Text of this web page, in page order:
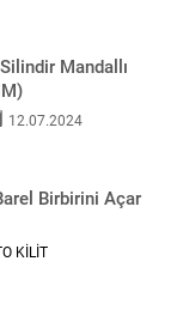
Mandallı
12.07.2024
Birbirini Açar
KILIT